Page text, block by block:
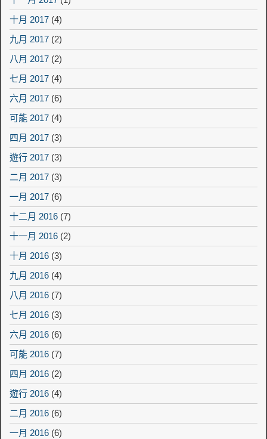
十月 2017 (4)
九月 2017 (2)
八月 2017 (2)
七月 2017 (4)
六月 2017 (6)
可能 2017 (4)
四月 2017 (3)
遊行 2017 (3)
二月 2017 (3)
一月 2017 (6)
十二月 2016 (7)
十一月 2016 (2)
十月 2016 (3)
九月 2016 (4)
八月 2016 (7)
七月 2016 (3)
六月 2016 (6)
可能 2016 (7)
四月 2016 (2)
遊行 2016 (4)
二月 2016 (6)
一月 2016 (6)